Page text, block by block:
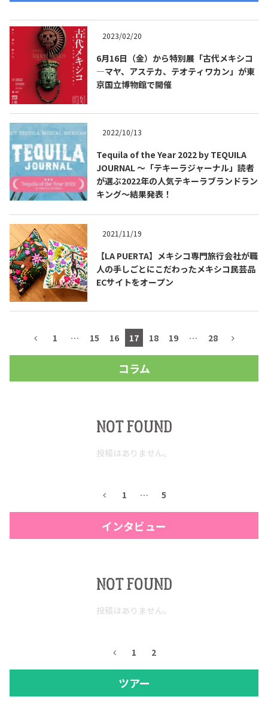
2023/02/20
6月16日（金）から特別展「古代メキシコ
―マヤ、アステカ、テオティワカン」が東
京国立博物館で開催
2022/10/13
Tequila of the Year 2022 by TEQUILA
JOURNAL ～「テキーラジャーナル」読者
が選ぶ2022年の人気テキーラブランドラン
キング～結果発表！
2021/11/19
【LA PUERTA】メキシコ専門旅行会社が職
人の手しごとにこだわったメキシコ民芸品
ECサイトをオープン
1 … 15 16 17 18 19 … 28
コラム
NOT FOUND
投稿はありません。
1 … 5
インタビュー
NOT FOUND
投稿はありません。
1 2
ツアー